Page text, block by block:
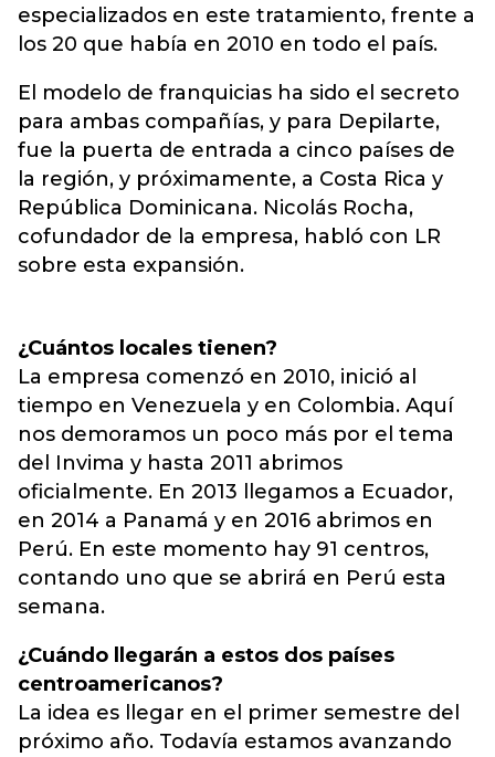
especializados en este tratamiento, frente a
los 20 que había en 2010 en todo el país.
El modelo de franquicias ha sido el secreto
para ambas compañías, y para Depilarte,
fue la puerta de entrada a cinco países de
la región, y próximamente, a Costa Rica y
República Dominicana. Nicolás Rocha,
cofundador de la empresa, habló con LR
sobre esta expansión.
¿Cuántos locales tienen?
La empresa comenzó en 2010, inició al
tiempo en Venezuela y en Colombia. Aquí
nos demoramos un poco más por el tema
del Invima y hasta 2011 abrimos
oficialmente. En 2013 llegamos a Ecuador,
en 2014 a Panamá y en 2016 abrimos en
Perú. En este momento hay 91 centros,
contando uno que se abrirá en Perú esta
semana.
¿Cuándo llegarán a estos dos países
centroamericanos?
La idea es llegar en el primer semestre del
próximo año. Todavía estamos avanzando